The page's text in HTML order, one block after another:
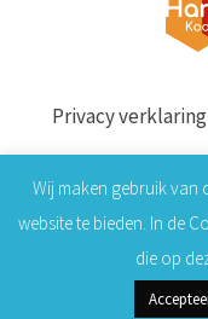
Privacy verklaring
Wij maken gebruik van
website te bieden. In de
die op